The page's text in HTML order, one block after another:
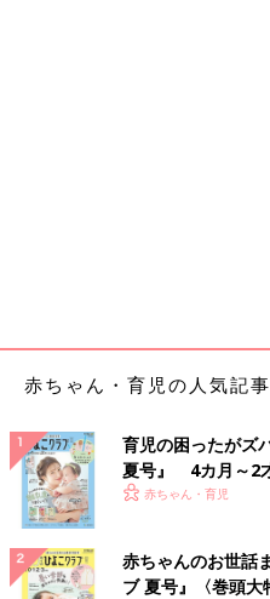
赤ちゃん・育児の人気記
育児の困ったがズ
夏号』 4カ月～2
いっぱい！
赤ちゃん・育児
赤ちゃんのお世話
ブ 夏号』〈巻頭